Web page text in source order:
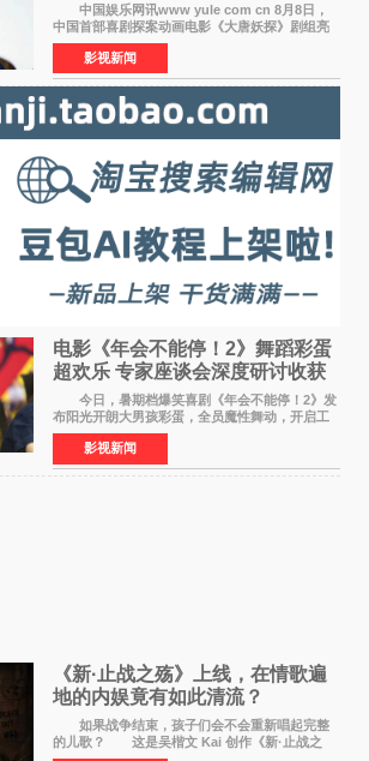
中国娱乐网讯www yule com cn 8月8日，
中国首部喜剧探案动画电影《大唐妖探》剧组亮
相西安，举办线下见面会活动。导演程腾、联合
导演黄珉、总制片人曹紫建、制片人李莹莹、领
衔声音出演雷淞然
影视新闻
电影《年会不能停！2》舞蹈彩蛋
超欢乐 专家座谈会深度研讨收获
满满
今日，暑期档爆笑喜剧《年会不能停！2》发
布阳光开朗大男孩彩蛋，全员魔性舞动，开启工
位狂欢模式。影片于昨日同步举办专家座谈会，
导演董润年、总制片人应萝佳出席现场，与一众
业内、学界专家
影视新闻
《新·止战之殇》上线，在情歌遍
地的内娱竟有如此清流？
如果战争结束，孩子们会不会重新唱起完整
的儿歌？ 这是吴楷文 Kai 创作《新·止战之